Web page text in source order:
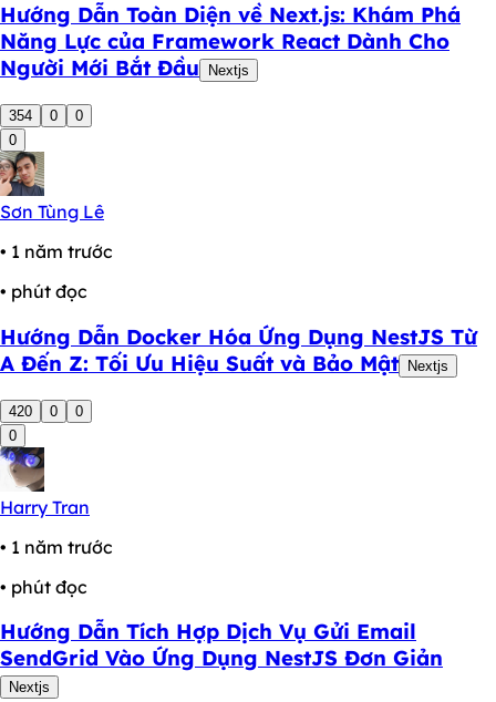
Hướng Dẫn Toàn Diện về Next.js: Khám Phá
Năng Lực của Framework React Dành Cho
Người Mới Bắt Đầu
Nextjs
354 0
0
0
Sơn Tùng Lê
• 1 năm trước
• phút đọc
Hướng Dẫn Docker Hóa Ứng Dụng NestJS Từ
A Đến Z: Tối Ưu Hiệu Suất và Bảo Mật
Nextjs
420 0
0
0
Harry Tran
• 1 năm trước
• phút đọc
Hướng Dẫn Tích Hợp Dịch Vụ Gửi Email
SendGrid Vào Ứng Dụng NestJS Đơn Giản
Nextjs